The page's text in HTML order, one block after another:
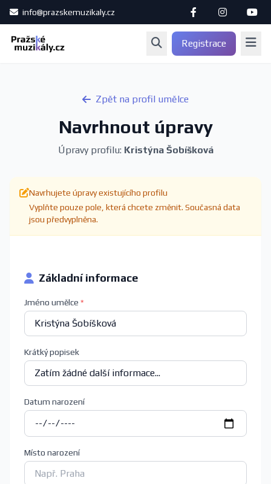
info@prazskemuzikaly.cz
Registrace
Zpět na profil umělce
Navrhnout úpravy
Úpravy profilu: Kristýna Šobíšková
Navrhujete úpravy existujícího profilu
Vyplňte pouze pole, která chcete změnit. Současná data
jsou předvyplněna.
Základní informace
Jméno umělce *
Krátký popisek
Datum narození
Místo narození